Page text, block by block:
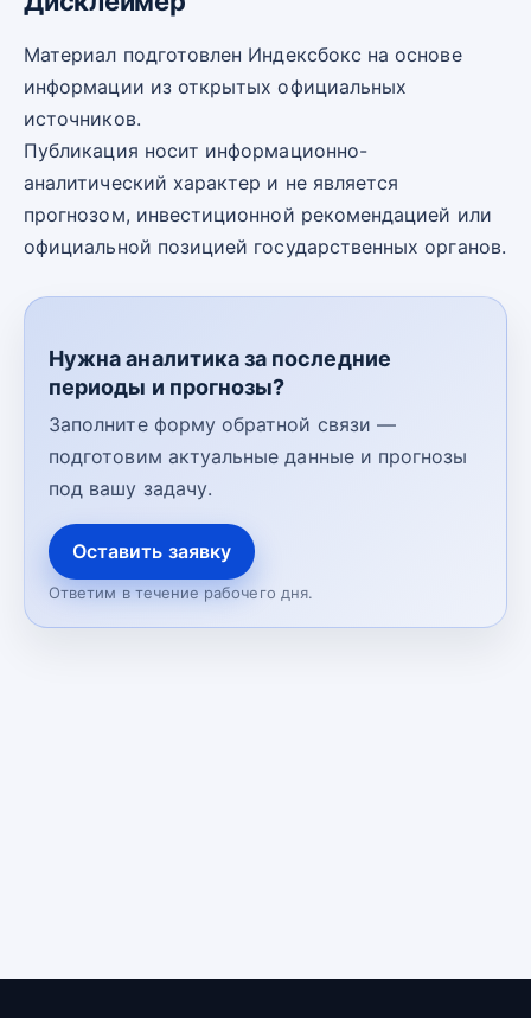
Материал подготовлен Индексбокс на основе
информации из открытых официальных
источников.
Публикация носит информационно-
аналитический характер и не является
прогнозом, инвестиционной рекомендацией или
официальной позицией государственных органов.
Нужна аналитика за последние
периоды и прогнозы?
Заполните форму обратной связи —
подготовим актуальные данные и прогнозы
под вашу задачу.
Оставить заявку
Ответим в течение рабочего дня.